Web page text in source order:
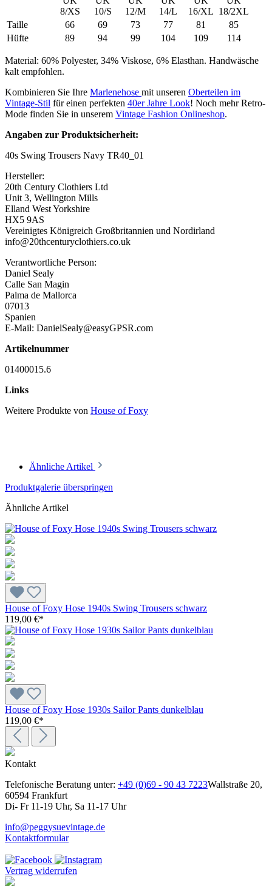
8/XS
10/S
12/M
14/L
16/XL 18/2XL
Taille
66 69 73 77 81
85
Hüfte
89 94 99 104 109 114
Material: 60% Polyester, 34% Viskose, 6% Elasthan. Handwäsche
kalt empfohlen.
Kombinieren Sie Ihre Marlenehose mit unseren Oberteilen im
Vintage-Stil für einen perfekten 40er Jahre Look! Noch mehr Retro-
Mode finden Sie in unserem Vintage Fashion Onlineshop.
Angaben zur Produktsicherheit:
40s Swing Trousers Navy TR40_01
Hersteller:
20th Century Clothiers Ltd
Unit 3, Wellington Mills
Elland West Yorkshire
HX5 9AS
Vereinigtes Königreich Großbritannien und Nordirland
info@20thcenturyclothiers.co.uk
Verantwortliche Person:
Daniel Sealy
Calle San Magin
Palma de Mallorca
07013
Spanien
E-Mail: DanielSealy@easyGPSR.com
Artikelnummer
01400015.6
Links
Weitere Produkte von House of Foxy
Ähnliche Artikel
Produktgalerie überspringen
Ähnliche Artikel
House of Foxy Hose 1940s Swing Trousers schwarz
119,00 €*
House of Foxy Hose 1930s Sailor Pants dunkelblau
119,00 €*
Kontakt
Telefonische Beratung unter: +49 (0)69 - 90 43 7223Wallstraße 20,
60594 Frankfurt
Di- Fr 11-19 Uhr, Sa 11-17 Uhr
info@peggysuevintage.de
Kontaktformular
Vertrag widerrufen